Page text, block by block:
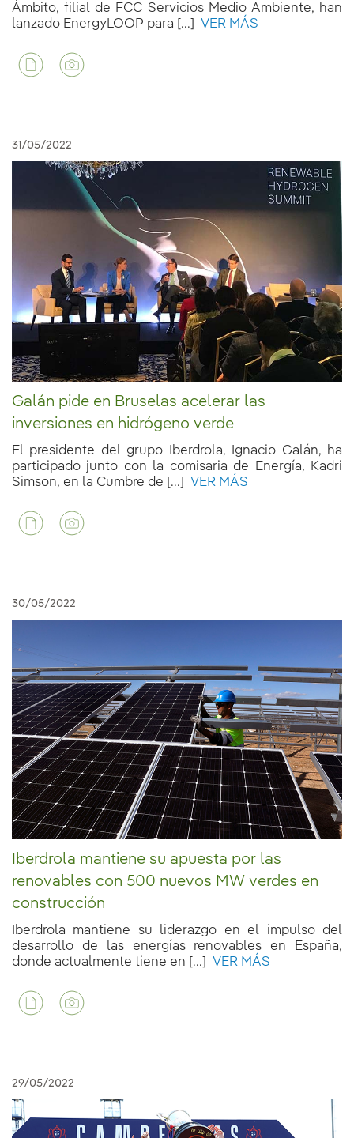
Ámbito, filial de FCC Servicios Medio Ambiente, han
lanzado EnergyLOOP para [...]
VER MÁS
31/05/2022
Galán pide en Bruselas acelerar las
inversiones en hidrógeno verde
El presidente del grupo Iberdrola, Ignacio Galán, ha
participado junto con la comisaria de Energía, Kadri
Simson, en la Cumbre de [...]
VER MÁS
30/05/2022
Iberdrola mantiene su apuesta por las
renovables con 500 nuevos MW verdes en
construcción
Iberdrola mantiene su liderazgo en el impulso del
desarrollo de las energías renovables en España,
donde actualmente tiene en [...]
VER MÁS
29/05/2022